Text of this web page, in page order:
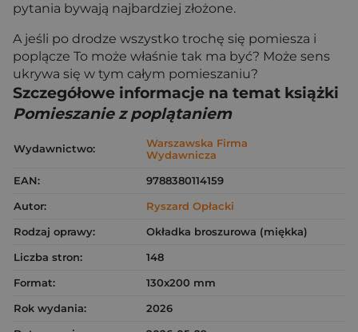
pytania bywają najbardziej złożone.
A jeśli po drodze wszystko trochę się pomiesza i
poplącze To może właśnie tak ma być? Może sens
ukrywa się w tym całym pomieszaniu?
Szczegółowe informacje na temat książki
Pomieszanie z poplątaniem
Wydawnictwo:
Warszawska Firma
Wydawnicza
EAN:
9788380114159
Autor:
Ryszard Opłacki
Rodzaj oprawy:
Okładka broszurowa (miękka)
Liczba stron:
148
Format:
130x200 mm
Rok wydania:
2026